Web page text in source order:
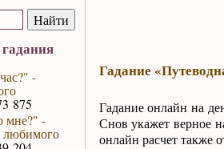
-
875
мне?" -
любимого
Гадание
Гадание онлайн на
Снов укажет верное
онлайн расчет также